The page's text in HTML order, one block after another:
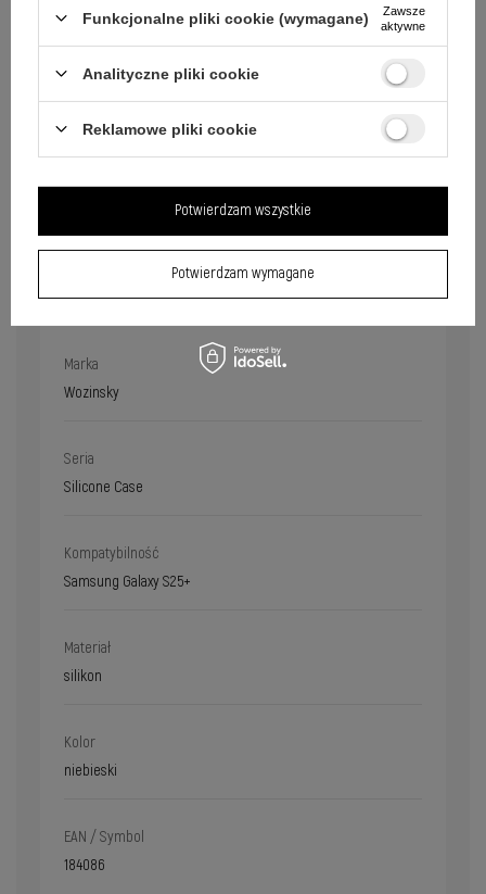
Marka
Wozinsky
Seria
Silicone Case
Kompatybilność
Samsung Galaxy S25+
Materiał
silikon
Kolor
niebieski
EAN / Symbol
184086
Funkcjonalne pliki cookie (wymagane)
Zawsze
aktywne
Analityczne pliki cookie
Reklamowe pliki cookie
Potwierdzam wymagane
Potwierdzam wszystkie